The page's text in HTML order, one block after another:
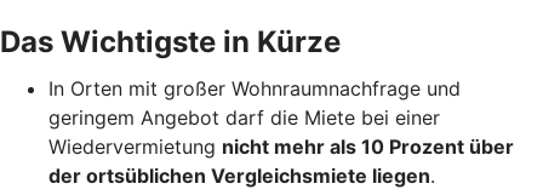
Das Wichtigste in Kürze
In Orten mit großer Wohnraumnachfrage und
geringem Angebot darf die Miete bei einer
Wiedervermietung nicht mehr als 10 Prozent über
der ortsüblichen Vergleichsmiete liegen.